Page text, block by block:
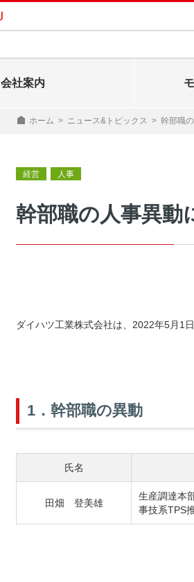
会社案内
ホーム > ニュース&トピックス > 幹部職
経営 人事
幹部職の人事異動
ダイハツ工業株式会社は、2022年5月1
1．幹部職の異動
氏名
田畑 登美雄
生産調達本
事技系TPS